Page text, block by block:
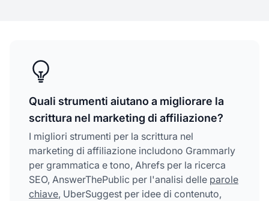
Quali strumenti aiutano a migliorare la
scrittura nel marketing di affiliazione?
I migliori strumenti per la scrittura nel
marketing di affiliazione includono Grammarly
per grammatica e tono, Ahrefs per la ricerca
SEO, AnswerThePublic per l'analisi delle parole
chiave, UberSuggest per idee di contenuto,